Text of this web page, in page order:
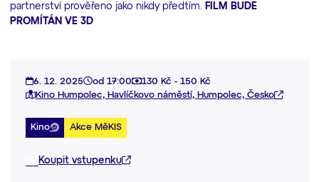
partnerství prověřeno jako nikdy předtím.
FILM BUDE
PROMÍTÁN VE 3D
6. 12. 2025 od 17:00
130 Kč - 150 Kč
Kino Humpolec, Havlíčkovo náměstí, Humpolec, Česko
Kino Akce MěKIS
Koupit vstupenku